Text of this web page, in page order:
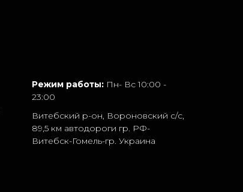
Режим работы: Пн- Вс 10:00 -
23:00
Витебский р-он, Вороновский с/с,
89,5 км автодороги гр. РФ-
Витебск-Гомель-гр. Украина